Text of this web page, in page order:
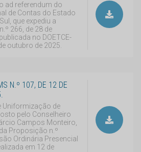
ad referendum do
de Contas do Estado
que expediu a
266, de 28 de
no DOETCE-
outubro de 2025.
N.º 107, DE 12 DE
Uniformização de
pelo Conselheiro
Campos Monteiro,
Proposição n.º
Ordinária Presencial
em 12 de